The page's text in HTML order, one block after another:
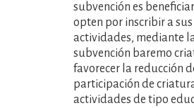
subvención es
opten por inscribir a
actividades, mediante
subvención baremo
favorecer la reducción
participación de
actividades de tipo